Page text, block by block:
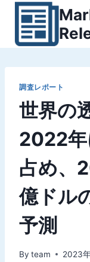
調査レポート
世界の
2022年
占め、
億ドル
予測
By team 2023